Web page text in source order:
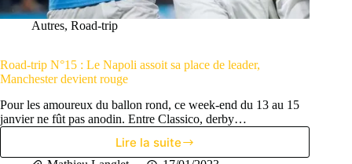
Autres, Road-trip
Road-trip N°15 : Le Napoli assoit sa place de leader,
Manchester devient rouge
Pour les amoureux du ballon rond, ce week-end du 13 au 15
janvier ne fût pas anodin. Entre Classico, derby…
Lire la suite
Road-